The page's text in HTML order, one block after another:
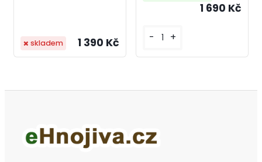
1 390 Kč
skladem
1 690 Kč
- +